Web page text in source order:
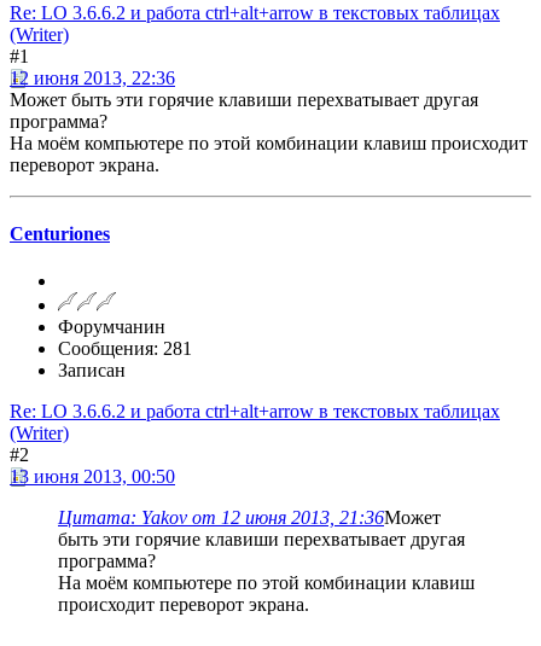
Re: LO 3.6.6.2 и работа ctrl+alt+arrow в текстовых таблицах
(Writer)
#1
12 июня 2013, 22:36
Может быть эти горячие клавиши перехватывает другая
программа?
На моём компьютере по этой комбинации клавиш происходит
переворот экрана.
Centuriones
Форумчанин
Сообщения: 281
Записан
Re: LO 3.6.6.2 и работа ctrl+alt+arrow в текстовых таблицах
(Writer)
#2
13 июня 2013, 00:50
Цитата: Yakov от 12 июня 2013, 21:36Может
быть эти горячие клавиши перехватывает другая
программа?
На моём компьютере по этой комбинации клавиш
происходит переворот экрана.